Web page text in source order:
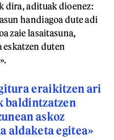
dira, adituak dioenez:
handiagoa dute adi
zaie lasaitasuna,
duten
eraikitzen ari
baldintzatzen
askoz
aldaketa egitea»